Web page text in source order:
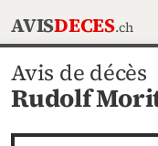
AVISDECES.ch
Avis de décès
Rudolf